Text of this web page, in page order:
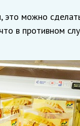
это можно
в противном